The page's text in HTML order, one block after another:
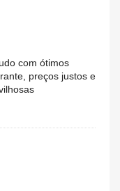
com ótimos
preços justos e